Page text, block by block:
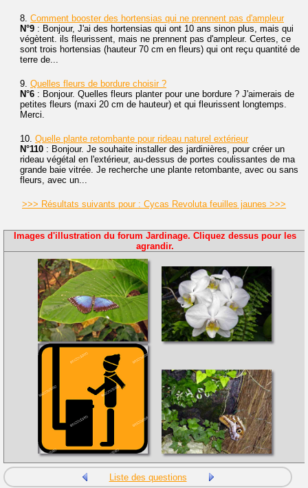
8. Comment booster des hortensias qui ne prennent pas d'ampleur
N°9 : Bonjour, J'ai des hortensias qui ont 10 ans sinon plus, mais qui
végètent. ils fleurissent, mais ne prennent pas d'ampleur. Certes, ce
sont trois hortensias (hauteur 70 cm en fleurs) qui ont reçu quantité de
terre de...
9. Quelles fleurs de bordure choisir ?
N°6 : Bonjour. Quelles fleurs planter pour une bordure ? J'aimerais de
petites fleurs (maxi 20 cm de hauteur) et qui fleurissent longtemps.
Merci.
10. Quelle plante retombante pour rideau naturel extérieur
N°110 : Bonjour. Je souhaite installer des jardinières, pour créer un
rideau végétal en l'extérieur, au-dessus de portes coulissantes de ma
grande baie vitrée. Je recherche une plante retombante, avec ou sans
fleurs, avec un...
>>> Résultats suivants pour : Cycas Revoluta feuilles jaunes >>>
Images d'illustration du forum Jardinage. Cliquez dessus pour les
agrandir.
Liste des questions